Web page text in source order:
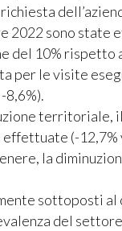
2022 sono state
del 10%
per le visite
8,6%).
territoriale,
(-12,7%
la
sottoposti
del